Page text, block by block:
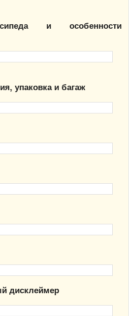
и особенности
упаковка и багаж
дисклеймер